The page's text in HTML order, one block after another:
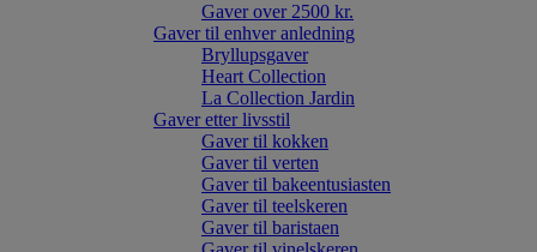
Gaver over 2500 kr.
Gaver til enhver anledning
Bryllupsgaver
Heart Collection
La Collection Jardin
Gaver etter livsstil
Gaver til kokken
Gaver til verten
Gaver til bakeentusiasten
Gaver til teelskeren
Gaver til baristaen